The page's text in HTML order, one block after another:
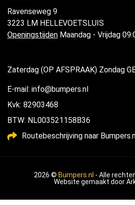
Ravenseweg 9
3223 LM HELLEVOETSLUIS
Openingstijden Maandag - Vrijdag
Zaterdag (OP AFSPRAAK) Zondag
E-mail: info@bumpers.nl
Kvk: 82903468
BTW: NL003521158B36
Routebeschrijving naar
2026 © Bumpers.nl - Alle
Website gemaakt door